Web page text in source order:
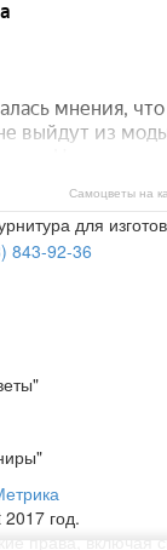
Самоцветы на
для
843-92-36
год.
права, включая